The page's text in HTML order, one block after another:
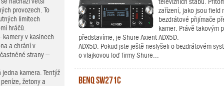
provozech. To
limitech
hráčů.
kamery v kasinech
a chrání v
strany –
kamera. Tentýž
žetony a
zařízení, jako jsou field
bezdrátové přijímače
kamer. Právě takovým
představíme, je Shure Axient ADX5D.
ADX5D. Pokud jste ještě neslyšeli o bezdrátovém
o vlajkovou loď firmy Shure...
BenQ SW271C